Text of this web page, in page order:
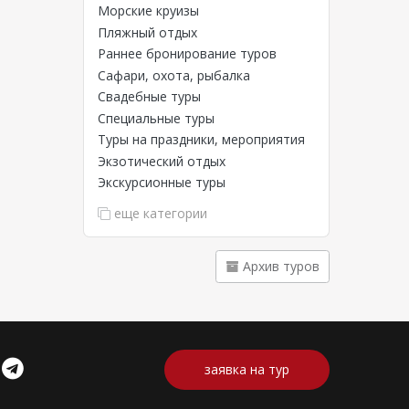
Морские круизы
Пляжный отдых
Раннее бронирование туров
Сафари, охота, рыбалка
Свадебные туры
Специальные туры
Туры на праздники, мероприятия
Экзотический отдых
Экскурсионные туры
еще категории
Архив туров
заявка на тур